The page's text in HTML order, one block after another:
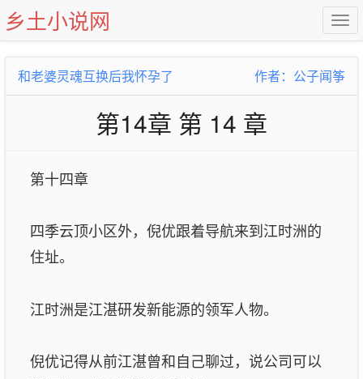
乡土小说网
和老婆灵魂互换后我怀孕了 作者：公子闻筝
第14章 第 14 章
第十四章
四季云顶小区外，倪优跟着导航来到江时洲的
住址。
江时洲是江湛研发新能源的领军人物。
倪优记得从前江湛曾和自己聊过，说公司可以